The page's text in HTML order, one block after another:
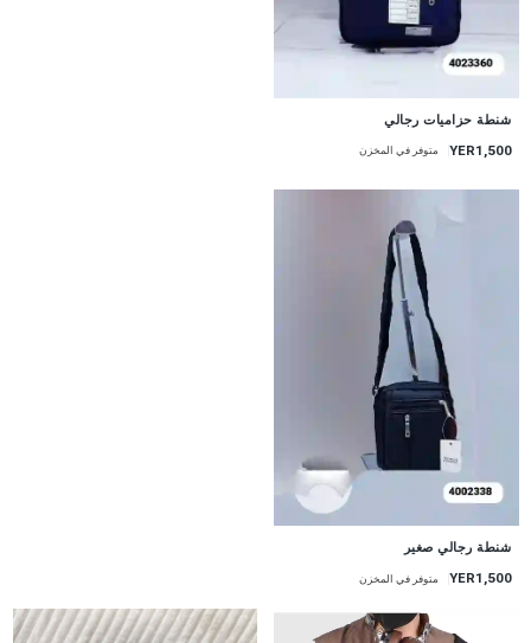
شنطة حزاميات رجالي
YER1,500 متوفر في المخزن
شنطة رجالي صغير
YER1,500 متوفر في المخزن